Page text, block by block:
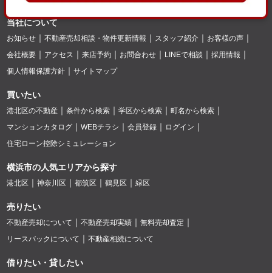
当社について
お知らせ 不動産売却相談・物件更新情報 スタッフ紹介
お客様の声
会社概要
アクセス 来店予約 お問合わせ LINEで相談
採用情報
個人情報保護方針
サイトマップ
買いたい
港北区の不動産 条件から検索 学区から検索
町名から検索
マンションカタログ
WEBチラシ 会員登録
ログイン
住宅ローン控除シミュレーション
横浜市の人気エリアから探す
港北区 神奈川区 都筑区 鶴見区 緑区
売りたい
不動産売却について 不動産売却実績
無料売却査定
リースバックについて
不動産相続について
借りたい・貸したい